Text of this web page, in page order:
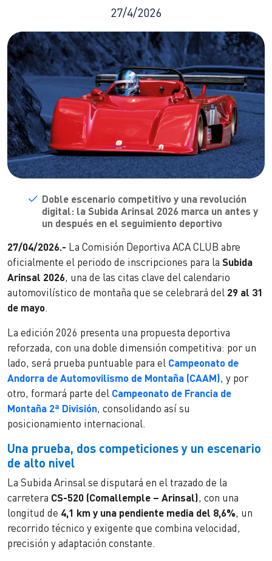
27/4/2026
Doble escenario competitivo y una revolución
digital: la Subida Arinsal 2026 marca un antes y
un después en el seguimiento deportivo
27/04/2026.- La Comisión Deportiva ACA CLUB abre
oficialmente el periodo de inscripciones para la Subida
Arinsal 2026, una de las citas clave del calendario
automovilístico de montaña que se celebrará del 29 al 31
de mayo.
La edición 2026 presenta una propuesta deportiva
reforzada, con una doble dimensión competitiva: por un
lado, será prueba puntuable para el Campeonato de
Andorra de Automovilismo de Montaña (CAAM), y por
otro, formará parte del Campeonato de Francia de
Montaña 2ª División, consolidando así su
posicionamiento internacional.
Una prueba, dos competiciones y un escenario
de alto nivel
La Subida Arinsal se disputará en el trazado de la
carretera CS-520 (Comallemple – Arinsal), con una
longitud de 4,1 km y una pendiente media del 8,6%, un
recorrido técnico y exigente que combina velocidad,
precisión y adaptación constante.